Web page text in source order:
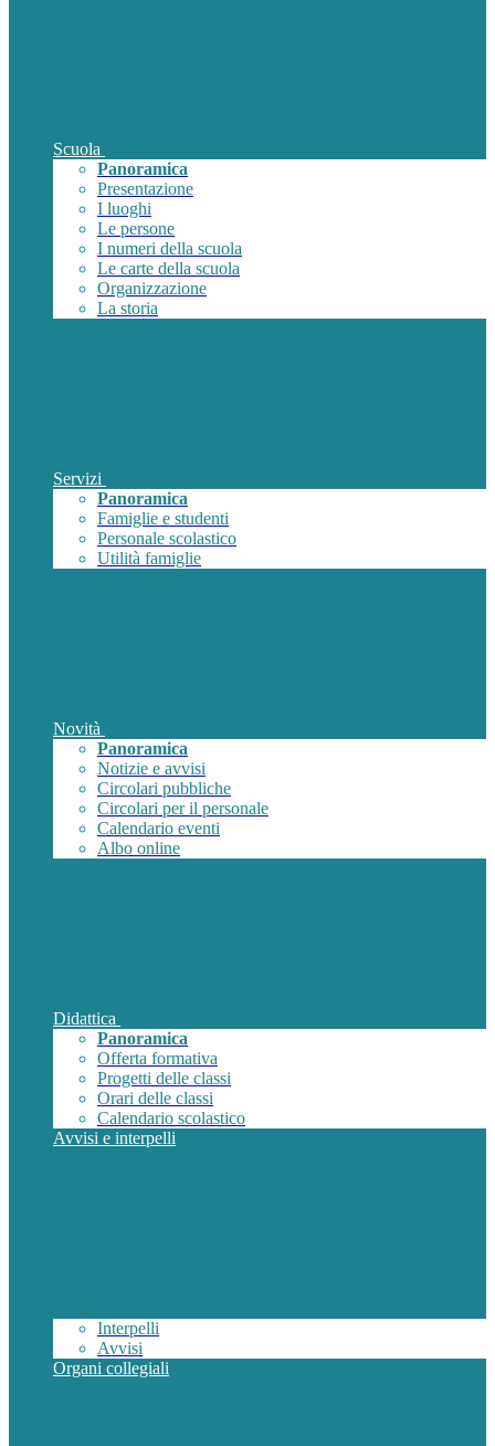
Scuola
Panoramica
Presentazione
I luoghi
Le persone
I numeri della scuola
Le carte della scuola
Organizzazione
La storia
Servizi
Panoramica
Famiglie e studenti
Personale scolastico
Utilità famiglie
Novità
Panoramica
Notizie e avvisi
Circolari pubbliche
Circolari per il personale
Calendario eventi
Albo online
Didattica
Panoramica
Offerta formativa
Progetti delle classi
Orari delle classi
Calendario scolastico
Avvisi e interpelli
Interpelli
Avvisi
Organi collegiali